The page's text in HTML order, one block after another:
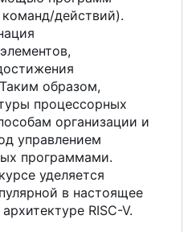
действий).
образом,
процессорных
организации и
управлением
программами.
уделяется
в настоящее
RISC-V.